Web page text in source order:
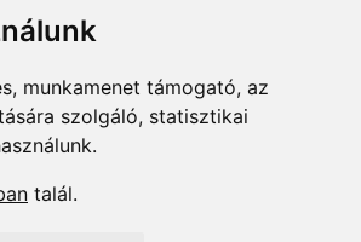
munkamenet támogató, az
szolgáló, statisztikai
talál.